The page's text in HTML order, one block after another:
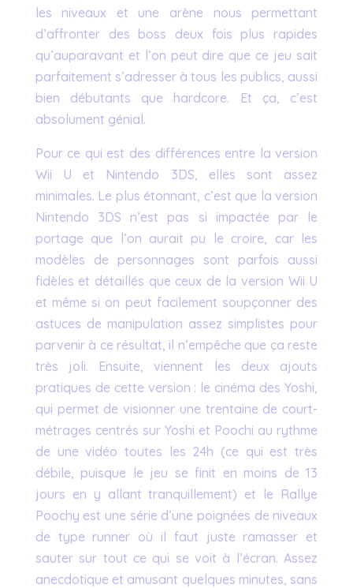
les niveaux et une arène nous permettant
d’affronter des boss deux fois plus rapides
qu’auparavant et l’on peut dire que ce jeu sait
parfaitement s’adresser à tous les publics, aussi
bien débutants que hardcore. Et ça, c’est
absolument génial.
Pour ce qui est des différences entre la version
Wii U et Nintendo 3DS, elles sont assez
minimales. Le plus étonnant, c’est que la version
Nintendo 3DS n’est pas si impactée par le
portage que l’on aurait pu le croire, car les
modèles de personnages sont parfois aussi
fidèles et détaillés que ceux de la version Wii U
et même si on peut facilement soupçonner des
astuces de manipulation assez simplistes pour
parvenir à ce résultat, il n’empêche que ça reste
très joli. Ensuite, viennent les deux ajouts
pratiques de cette version : le cinéma des Yoshi,
qui permet de visionner une trentaine de court-
métrages centrés sur Yoshi et Poochi au rythme
de une vidéo toutes les 24h (ce qui est très
débile, puisque le jeu se finit en moins de 13
jours en y allant tranquillement) et le Rallye
Poochy est une série d’une poignées de niveaux
de type runner où il faut juste ramasser et
sauter sur tout ce qui se voit à l’écran. Assez
anecdotique et amusant quelques minutes, sans